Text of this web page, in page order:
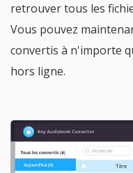
retrouver tous les
Vous pouvez
convertis à n'importe
hors ligne.